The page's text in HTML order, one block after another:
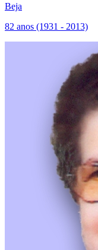
Beja
82 anos (1931 - 2013)